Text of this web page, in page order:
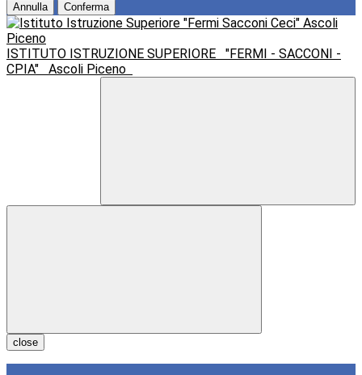
Annulla Conferma
ISTITUTO ISTRUZIONE SUPERIORE
"FERMI - SACCONI -
CPIA"
Ascoli Piceno
close